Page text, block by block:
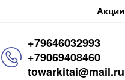
Акции
+79646032993
+79069408460
towarkitai@mail.ru